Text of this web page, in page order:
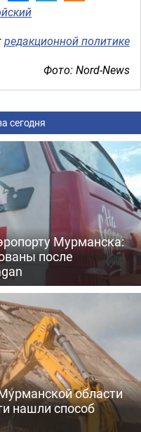
редакционной политике
Фото: Nord-News
сегодня
Мурманска:
после
области
нашли способ